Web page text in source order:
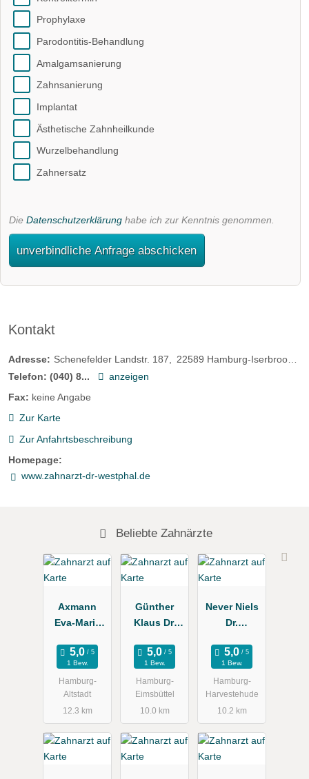
Prophylaxe
Parodontitis-Behandlung
Amalgamsanierung
Zahnsanierung
Implantat
Ästhetische Zahnheilkunde
Wurzelbehandlung
Zahnersatz
Die Datenschutzerklärung habe ich zur Kenntnis genommen.
unverbindliche Anfrage abschicken
Kontakt
Adresse: Schenefelder Landstr. 187 22589 Hamburg-Iserbrook
Telefon: (040) 8...
anzeigen
Fax: keine Angabe
Zur Karte
Zur Anfahrtsbeschreibung
Homepage:
www.zahnarzt-dr-westphal.de
Beliebte Zahnärzte
Axmann
Eva-Maria
Zahnärztin
1 Bew.
Hamburg-
Altstadt
12.3 km
Günther
Klaus Dr.
xis
1 Bew.
Hamburg-
Eimsbüttel
10.0 km
Never Niels
Dr.
xis
1 Bew.
Hamburg-
Harvestehude
10.2 km